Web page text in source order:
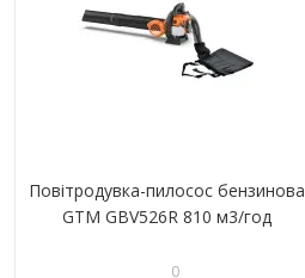
Повітродувка-пилосос бензинова
GTM GBV526R 810 м3/год
0